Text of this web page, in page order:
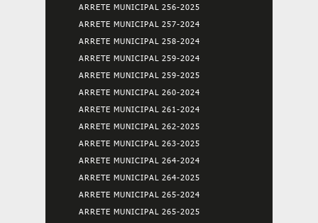
ARRETE MUNICIPAL 256-2025
ARRETE MUNICIPAL 257-2024
ARRETE MUNICIPAL 258-2024
ARRETE MUNICIPAL 259-2024
ARRETE MUNICIPAL 259-2025
ARRETE MUNICIPAL 260-2024
ARRETE MUNICIPAL 261-2024
ARRETE MUNICIPAL 262-2025
ARRETE MUNICIPAL 263-2025
ARRETE MUNICIPAL 264-2024
ARRETE MUNICIPAL 264-2025
ARRETE MUNICIPAL 265-2024
ARRETE MUNICIPAL 265-2025